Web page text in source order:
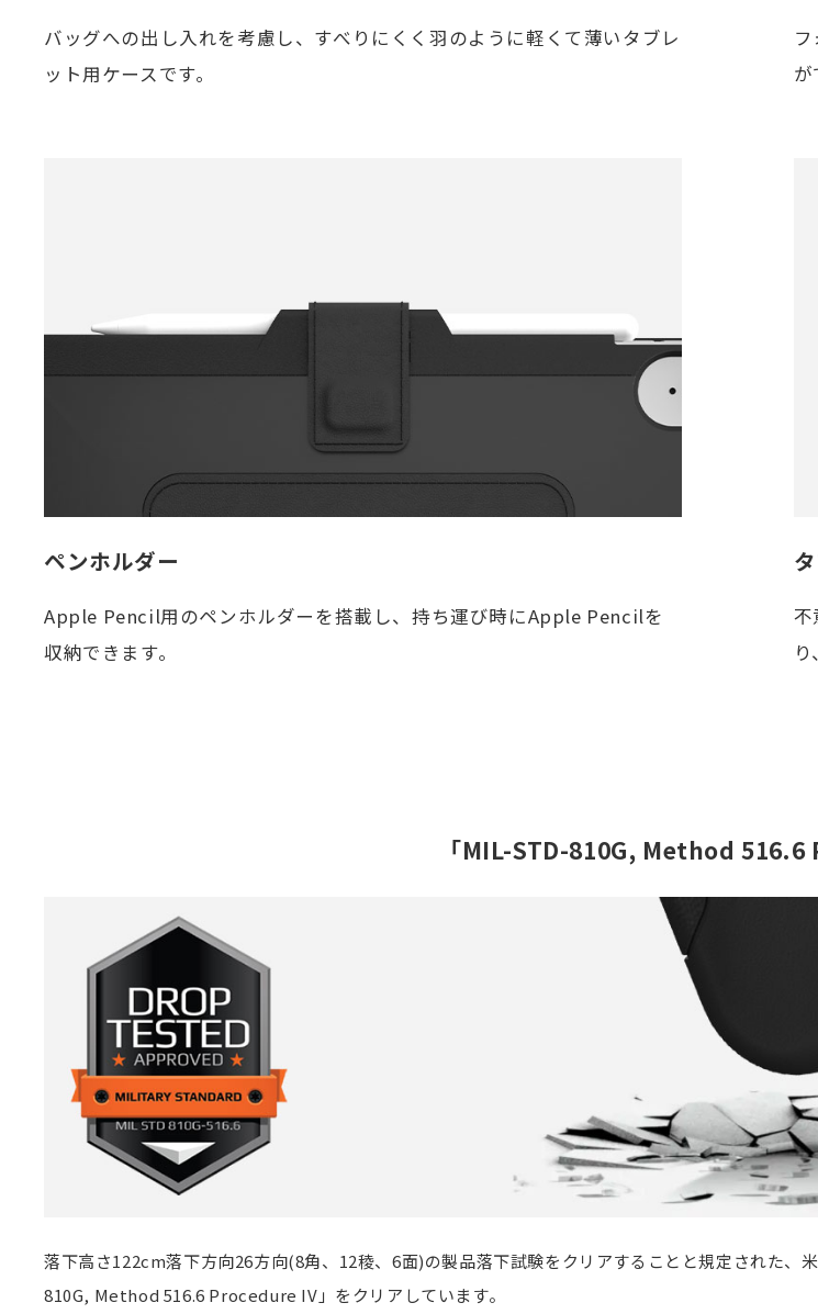
バッグへの出し入れを考慮し、すべりにくく羽のように軽くて薄いタブレ
ット用ケースです。
ペンホルダー
Apple Pencil用のペンホルダーを搭載し、持ち運び時にApple Pencilを
収納できます。
不
「MIL-STD-810G, Method
落下高さ122cm落下方向26方向(8角、12稜、6面)の製品落下試験をクリアすることと規定された
810G, Method 516.6 Procedure IV」をクリアしています。